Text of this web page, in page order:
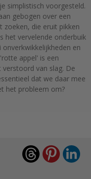
simplistisch voorgesteld.
gebogen over een
die eruit pikken
het vervelende onderbuik
en
appel' is een
van slag. De
dat we daar mee
het probleem om?